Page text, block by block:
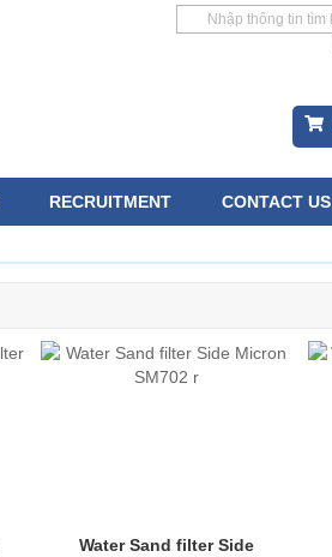
RECRUITMENT CONTACT US
Water Sand filter Side